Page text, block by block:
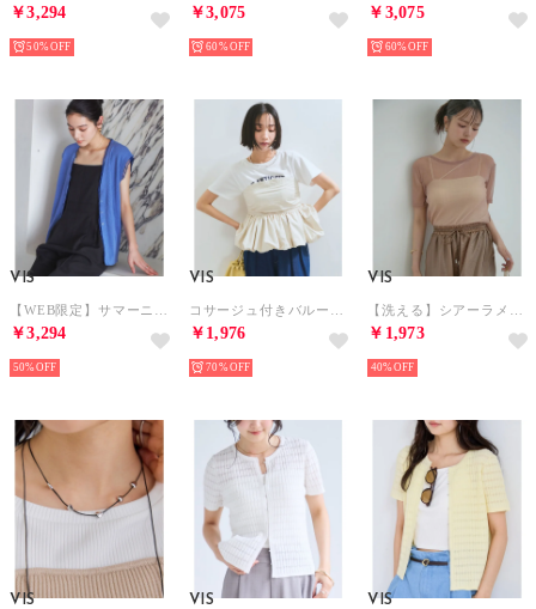
￥3,294
50%
￥3,075
60%
￥3,075
60%
VIS
￥3,294
50%
VIS
￥1,976
70%
VIS
￥1,973
40%
VIS VIS VIS